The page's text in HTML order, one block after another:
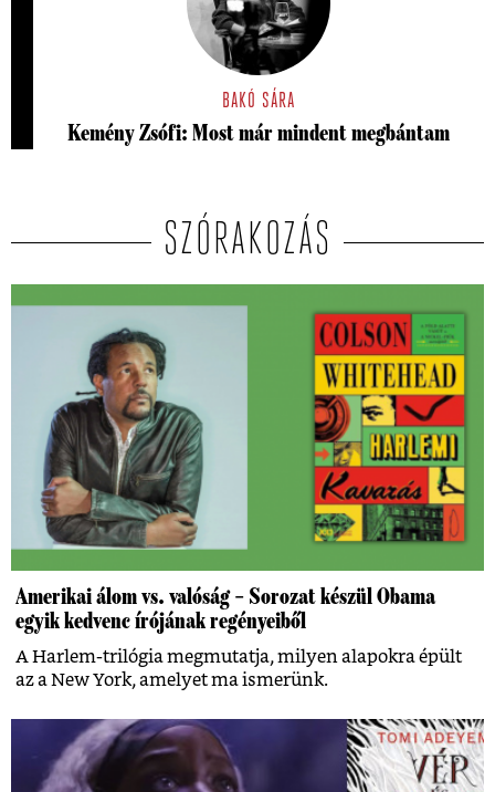
BAKÓ SÁRA
Kemény Zsófi: Most már mindent megbántam
SZÓRAKOZÁS
Amerikai álom vs. valóság – Sorozat készül Obama
egyik kedvenc írójának regényeiből
A Harlem-trilógia megmutatja, milyen alapokra épült
az a New York, amelyet ma ismerünk.